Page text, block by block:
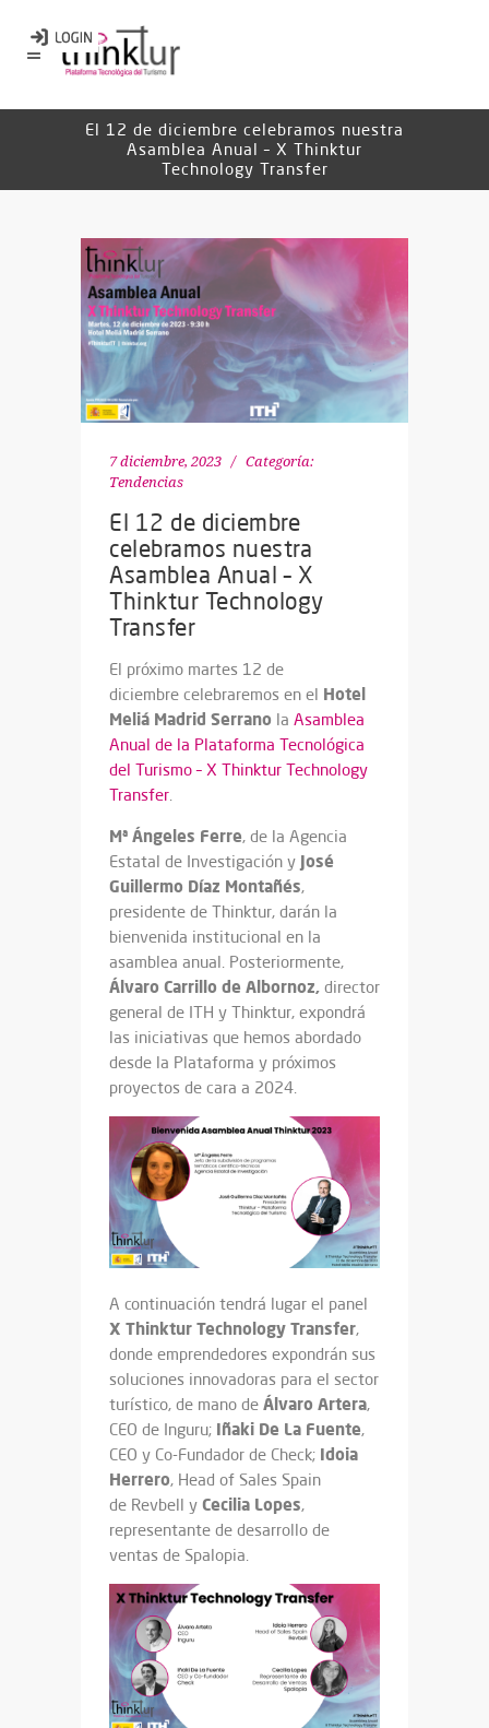
El 12 de diciembre celebramos nuestra
Asamblea Anual – X Thinktur
Technology Transfer
7 diciembre, 2023
Categoría:
Tendencias
El 12 de diciembre
celebramos nuestra
Asamblea Anual – X
Thinktur Technology
Transfer
El próximo martes 12 de
diciembre celebraremos en el Hotel
Meliá Madrid Serrano la Asamblea
Anual de la Plataforma Tecnológica
del Turismo – X Thinktur Technology
Transfer.
Mª Ángeles Ferre, de la Agencia
Estatal de Investigación y José
Guillermo Díaz Montañés,
presidente de Thinktur, darán la
bienvenida institucional en la
asamblea anual. Posteriormente,
Álvaro Carrillo de Albornoz, director
general de ITH y Thinktur, expondrá
las iniciativas que hemos abordado
desde la Plataforma y próximos
proyectos de cara a 2024.
A continuación tendrá lugar el panel
X Thinktur Technology Transfer,
donde emprendedores expondrán sus
soluciones innovadoras para el sector
turístico, de mano de Álvaro Artera,
CEO de Inguru; Iñaki De La Fuente,
CEO y Co-Fundador de Check; Idoia
Herrero, Head of Sales Spain
de Revbell y Cecilia Lopes,
representante de desarrollo de
ventas de Spalopia.